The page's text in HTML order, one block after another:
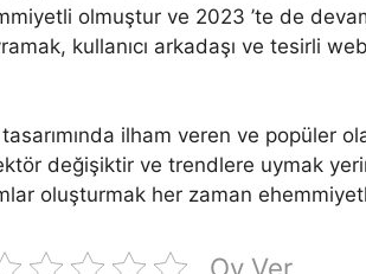
olmuştur ve 2023 ’te de
kullanıcı arkadaşı ve tesirli
ilham veren ve popüler
değişiktir ve trendlere uymak
oluşturmak her zaman
Oy Ver